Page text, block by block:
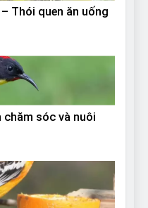
Thói quen ăn uống
sóc và nuôi